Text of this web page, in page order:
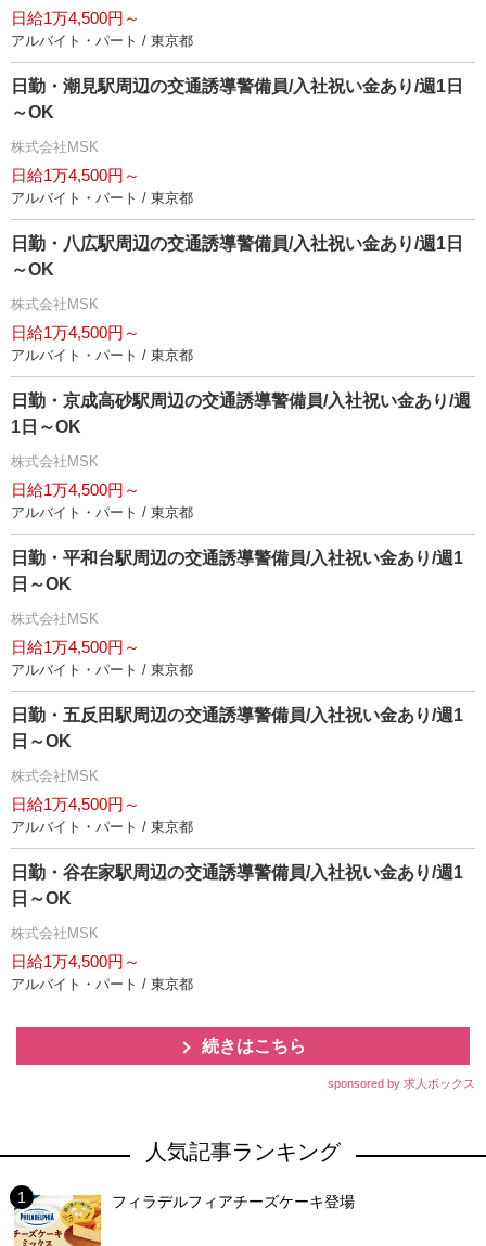
日給1万4,500円～
アルバイト・パート / 東京都
日勤・潮見駅周辺の交通誘導警備員/入社祝い金あり/週1日
～OK
株式会社MSK
日給1万4,500円～
アルバイト・パート / 東京都
日勤・八広駅周辺の交通誘導警備員/入社祝い金あり/週1日
～OK
株式会社MSK
日給1万4,500円～
アルバイト・パート / 東京都
日勤・京成高砂駅周辺の交通誘導警備員/入社祝い金あり/週
1日～OK
株式会社MSK
日給1万4,500円～
アルバイト・パート / 東京都
日勤・平和台駅周辺の交通誘導警備員/入社祝い金あり/週1
日～OK
株式会社MSK
日給1万4,500円～
アルバイト・パート / 東京都
日勤・五反田駅周辺の交通誘導警備員/入社祝い金あり/週1
日～OK
株式会社MSK
日給1万4,500円～
アルバイト・パート / 東京都
日勤・谷在家駅周辺の交通誘導警備員/入社祝い金あり/週1
日～OK
株式会社MSK
日給1万4,500円～
アルバイト・パート / 東京都
続きはこちら
sponsored by 求人ボックス
人気記事ランキング
フィラデルフィアチーズケーキ登場